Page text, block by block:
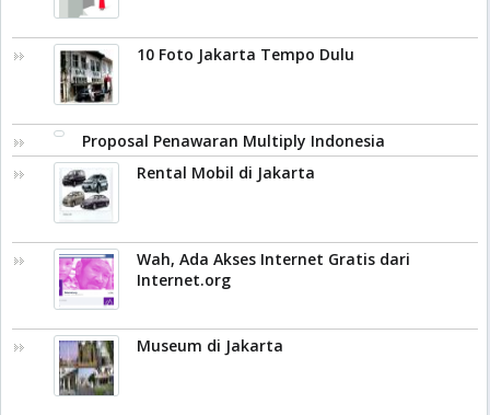
10 Foto Jakarta Tempo Dulu
Proposal Penawaran Multiply Indonesia
Rental Mobil di Jakarta
Wah, Ada Akses Internet Gratis dari
Internet.org
Museum di Jakarta